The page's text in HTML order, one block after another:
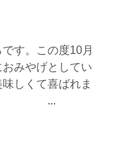
す。この度10月
みやげとしてい
しくて喜ばれま
...